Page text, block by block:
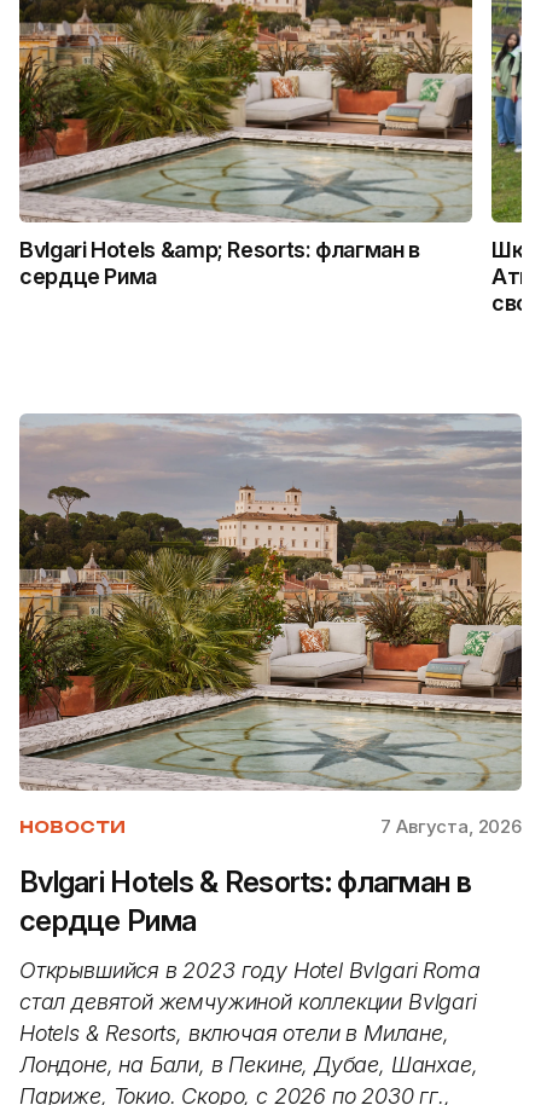
Bvlgari Hotels &amp; Resorts: флагман в
сердце Рима
НОВОСТИ 7 Августа, 2026
Bvlgari Hotels & Resorts: флагман в
сердце Рима
Открывшийся в 2023 году Hotel Bvlgari Roma
стал девятой жемчужиной коллекции Bvlgari
Hotels & Resorts, включая отели в Милане,
Лондоне, на Бали, в Пекине, Дубае, Шанхае,
Париже, Токио. Скоро, с 2026 по 2030 гг.,